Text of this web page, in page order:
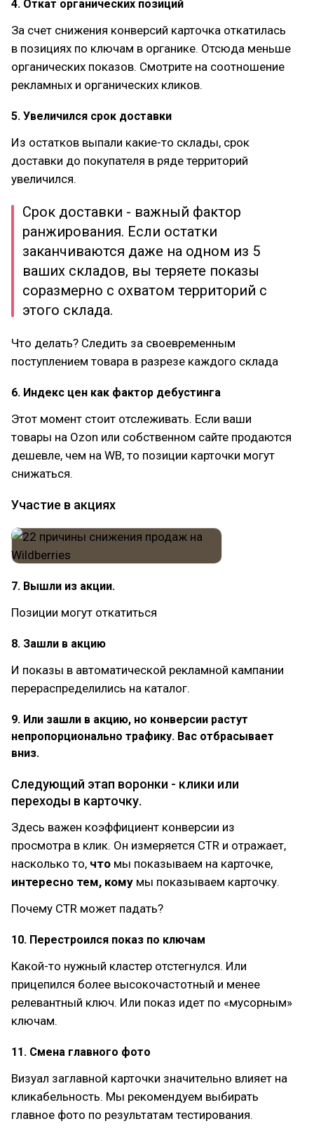
4. Откат органических позиций
За счет снижения конверсий карточка откатилась
в позициях по ключам в органике. Отсюда меньше
органических показов. Смотрите на соотношение
рекламных и органических кликов.
5. Увеличился срок доставки
Из остатков выпали какие-то склады, срок
доставки до покупателя в ряде территорий
увеличился.
Срок доставки - важный фактор
ранжирования. Если остатки
заканчиваются даже на одном из 5
ваших складов, вы теряете показы
соразмерно с охватом территорий с
этого склада.
Что делать? Следить за своевременным
поступлением товара в разрезе каждого склада
6. Индекс цен как фактор дебустинга
Этот момент стоит отслеживать. Если ваши
товары на Ozon или собственном сайте продаются
дешевле, чем на WB, то позиции карточки могут
снижаться.
Участие в акциях
7. Вышли из акции.
Позиции могут откатиться
8. Зашли в акцию
И показы в автоматической рекламной кампании
перераспределились на каталог.
9. Или зашли в акцию, но конверсии растут
непропорционально трафику. Вас отбрасывает
вниз.
Следующий этап воронки - клики или
переходы в карточку.
Здесь важен коэффициент конверсии из
просмотра в клик. Он измеряется CTR и отражает,
насколько то, что мы показываем на карточке,
интересно тем, кому мы показываем карточку.
Почему CTR может падать?
10. Перестроился показ по ключам
Какой-то нужный кластер отстегнулся. Или
прицепился более высокочастотный и менее
релевантный ключ. Или показ идет по «мусорным»
ключам.
11. Смена главного фото
Визуал заглавной карточки значительно влияет на
кликабельность. Мы рекомендуем выбирать
главное фото по результатам тестирования.